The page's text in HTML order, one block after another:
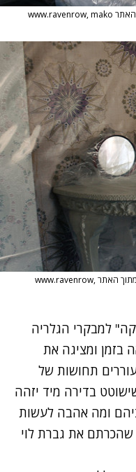
תמונת AVI: צילום מתוך האתר www.ravenrow,
למבקרי הגלריה
בזמן ומציגה את
תחושות של
בדירה מיד יזהה
ומה אהבה לעשות
שהכרתם את גברת לוי